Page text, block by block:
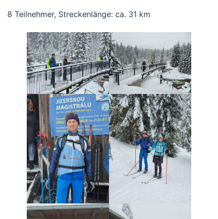
8 Teilnehmer, Streckenlänge: ca. 31 km